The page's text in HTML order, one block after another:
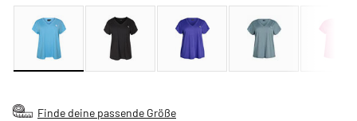
Finde deine passende Größe